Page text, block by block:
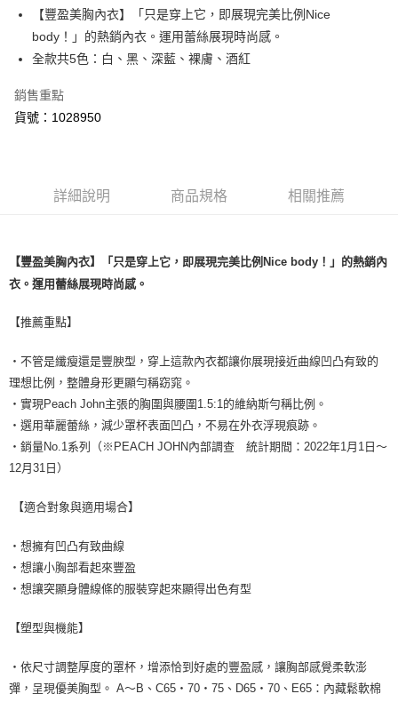
Apple Pay
運送方式
<無合作配送請勿選取>萊爾富取貨付款
<無合作配送請勿選取>付款後萊爾富取貨
每筆NT$9,999
付款後7-11取貨
每筆NT$80，滿NT$1,500(含以上)免運費
黑貓宅配
每筆NT$100，滿NT$1,500(含以上)免運費
每筆NT$200，滿NT$1,500(含以上)免運費
【豐盈美胸內衣】「只是穿上它，即展現完美比例Nice
body！」的熱銷內衣。運用蕾絲展現時尚感。
全款共5色：白、黑、深藍、裸膚、酒紅
銷售重點
貨號：1028950
詳細說明 商品規格 相關推薦
【豐盈美胸內衣】「只是穿上它，即展現完美比例Nice body！」的熱銷內
衣。運用蕾絲展現時尚感。
【推薦重點】
・不管是纖瘦還是豐腴型，穿上這款內衣都讓你展現接近曲線凹凸有致的
理想比例，整體身形更顯勻稱窈窕。
・實現Peach John主張的胸圍與腰圍1.5:1的維納斯勻稱比例。
・選用華麗蕾絲，減少罩杯表面凹凸，不易在外衣浮現痕跡。
・銷量No.1系列（※PEACH JOHN內部調查 統計期間：2022年1月1日～
12月31日）
【適合對象與適用場合】
・想擁有凹凸有致曲線
・想讓小胸部看起來豐盈
・想讓突顯身體線條的服裝穿起來顯得出色有型
【塑型與機能】
・依尺寸調整厚度的罩杯，增添恰到好處的豐盈感，讓胸部感覺柔軟澎
彈，呈現優美胸型。 A～B、C65・70・75、D65・70、E65：內藏鬆軟棉